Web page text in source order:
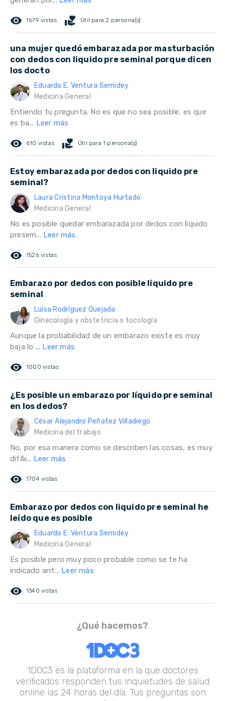
remove_red_eye 1679 vistas volunteer_activism Útil para 2 persona(s)
una mujer quedó embarazada por masturbación
con dedos con liquido pre seminal porque dicen
los docto
Eduardo E. Ventura Semidey
Medicina General
Entiendo tu pregunta. No es que no sea posible, es que
es ba... Leer más
remove_red_eye 610 vistas volunteer_activism Útil para 1 persona(s)
Estoy embarazada por dedos con liquido pre
seminal?
Laura Cristina Montoya Hurtado
Medicina General
No es posible quedar embarazada por dedos con líquido
presem... Leer más
remove_red_eye 1526 vistas
Embarazo por dedos con posible líquido pre
seminal
Luisa Rodríguez Quejada
Ginecología y obstetricia o tocología
Aunque la probabilidad de un embarazo existe es muy
baja lo ... Leer más
remove_red_eye 1000 vistas
¿Es posible un embarazo por líquido pre seminal
en los dedos?
César Alejandro Peñatez Villadiego
Medicina del trabajo
No, por esa manera como se describen las cosas, es muy
dif&i... Leer más
remove_red_eye 1704 vistas
Embarazo por dedos con liquido pre seminal he
leído que es posible
Eduardo E. Ventura Semidey
Medicina General
Es posible pero muy poco probable como se te ha
indicado ant... Leer más
remove_red_eye 1340 vistas
¿Qué hacemos?
1DOC3 es la plataforma en la que doctores
verificados responden tus inquietudes de salud
online las 24 horas del día. Tus preguntas son